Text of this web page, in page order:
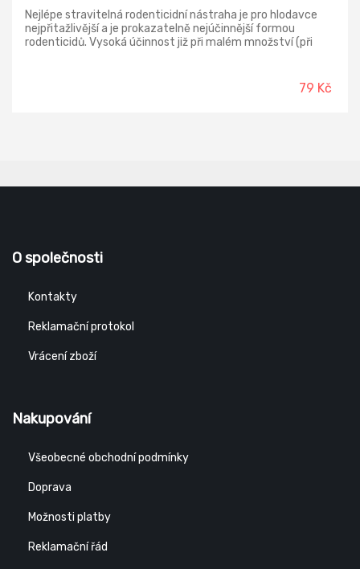
Nejlépe stravitelná rodenticidní nástraha je pro hlodavce
nejpřitažlivější a je prokazatelně nejúčinnější formou
rodenticidů. Vysoká účinnost již při malém množství (při
šťavnatá. Dodané stabilizátory zabraňují oxidaci. Je účinná i
tam, kde mají hlodavci dostatek jiné přirozené potravy.
79 Kč
O společnosti
Kontakty
Reklamační protokol
Vrácení zboží
Nakupování
Všeobecné obchodní podmínky
Doprava
Možnosti platby
Reklamační řád